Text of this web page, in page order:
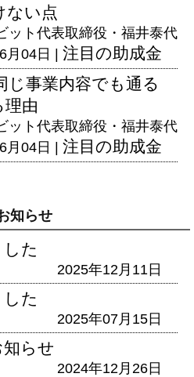
ない点
ット代表取締役・福井泰代
月04日 | 注目の助成金
じ事業内容でも通る
由
ット代表取締役・福井泰代
月04日 | 注目の助成金
知らせ
た
2025年12月11日
た
2025年07月15日
らせ
2024年12月26日